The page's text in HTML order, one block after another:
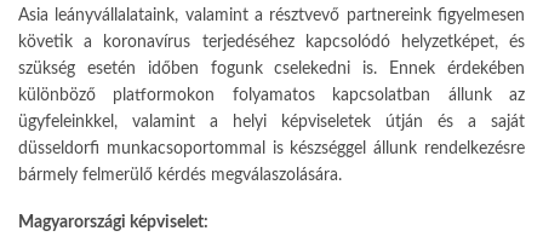
Asia leányvállalataink, valamint a résztvevő partnereink figyelmesen
követik a koronavírus terjedéséhez kapcsolódó helyzetképet, és
szükség esetén időben fogunk cselekedni is. Ennek érdekében
különböző platformokon folyamatos kapcsolatban állunk az
ügyfeleinkkel, valamint a helyi képviseletek útján és a saját
düsseldorfi munkacsoportommal is készséggel állunk rendelkezésre
bármely felmerülő kérdés megválaszolására.
Magyarországi képviselet: